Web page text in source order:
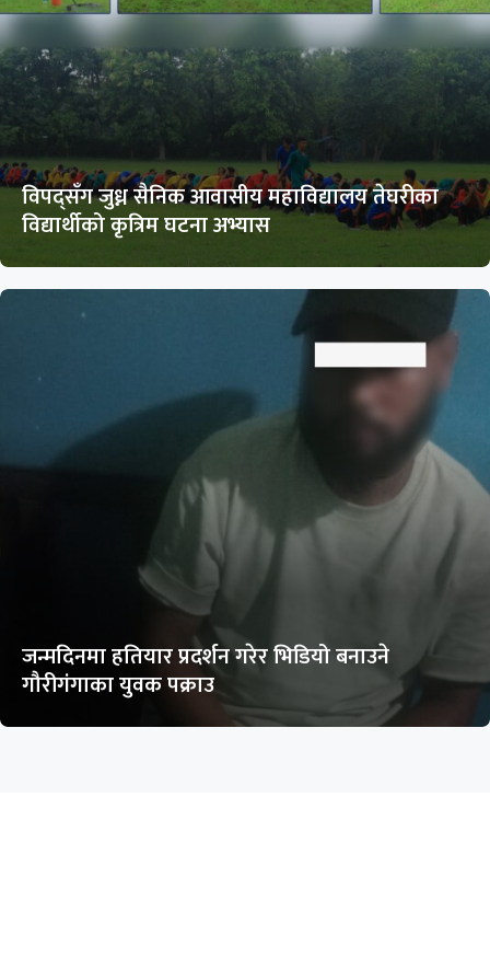
विपद्सँग जुध्न सैनिक आवासीय महाविद्यालय तेघरीका
विद्यार्थीको कृत्रिम घटना अभ्यास
जन्मदिनमा हतियार प्रदर्शन गरेर भिडियो बनाउने
गौरीगंगाका युवक पक्राउ